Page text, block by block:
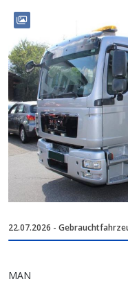
22.07.2026 -
MAN